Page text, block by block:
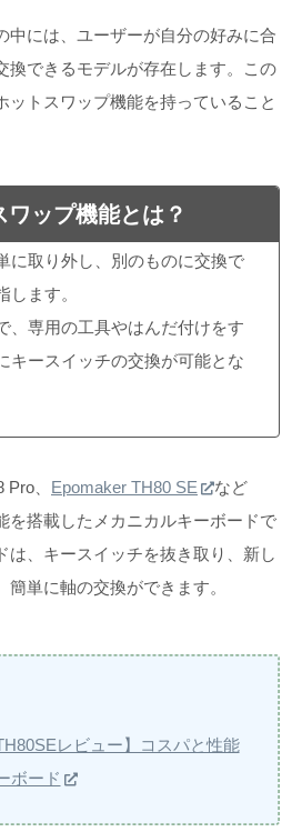
中には、ユーザーが自分の好みに合
換できるモデルが存在します。この
ットスワップ機能を持っていること
ワップ機能とは？
に取り外し、別のものに交換で
します。
、専用の工具やはんだ付けをす
キースイッチの交換が可能とな
、 Epomaker TH80 SE
など
を搭載したメカニカルキーボードで
は、キースイッチを抜き取り、新し
単に軸の交換ができます。
レビュー】コスパと性能
ボード